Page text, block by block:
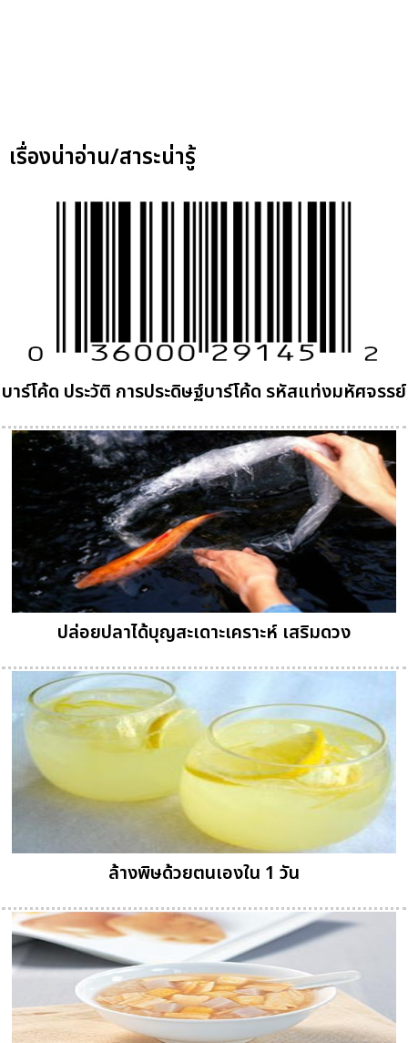
เรื่องน่าอ่าน/สาระน่ารู้
บาร์โค้ด ประวัติ การประดิษฐ์บาร์โค้ด รหัสแท่งมหัศจรรย์
ปล่อยปลาได้บุญสะเดาะเคราะห์ เสริมดวง